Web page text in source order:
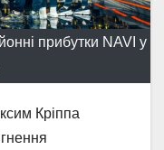
прибутки NAVI у
Кріппа